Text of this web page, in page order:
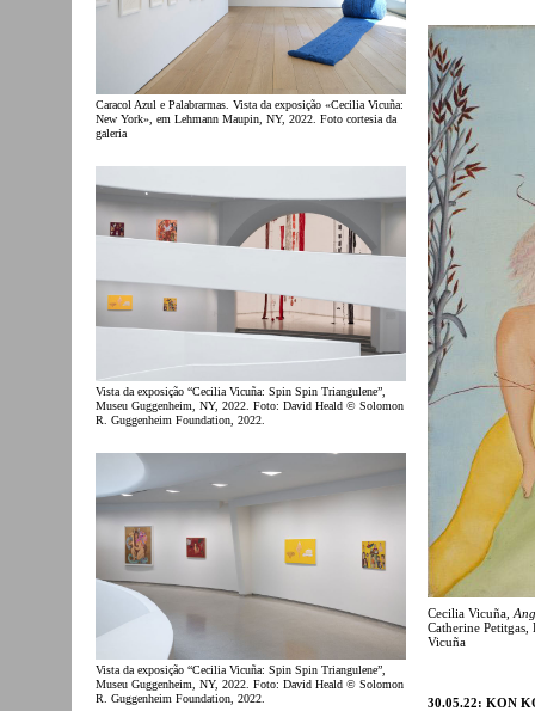
Caracol Azul e Palabrarmas. Vista da exposição «Cecilia Vicuña:
New York», em Lehmann Maupin, NY, 2022. Foto cortesia da
galeria
Vista da exposição “Cecilia Vicuña: Spin Spin Triangulene”,
Museu Guggenheim, NY, 2022. Foto: David Heald © Solomon
R. Guggenheim Foundation, 2022.
Vista da exposição “Cecilia Vicuña: Spin Spin Triangulene”,
Museu Guggenheim, NY, 2022. Foto: David Heald © Solomon
R. Guggenheim Foundation, 2022.
Cecilia Vicuña,
Catherine
Vicuña
30.05.22: KON